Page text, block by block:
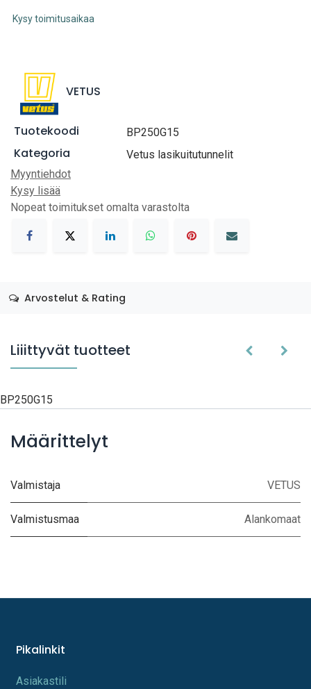
Kysy toimitusaikaa
VETUS
Tuotekoodi BP250G15
Kategoria
Vetus lasikuitutunnelit
Myyntiehdot
Kysy lisää
Nopeat toimitukset omalta varastolta
Arvostelut & Rating
Liiittyvät tuotteet
BP250G15
Määrittelyt
Valmistaja VETUS
Valmistusmaa Alankomaat
Pikalinkit
A​s​iakastili